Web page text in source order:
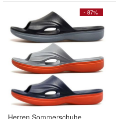
- 87%
Herren Sommerschuhe